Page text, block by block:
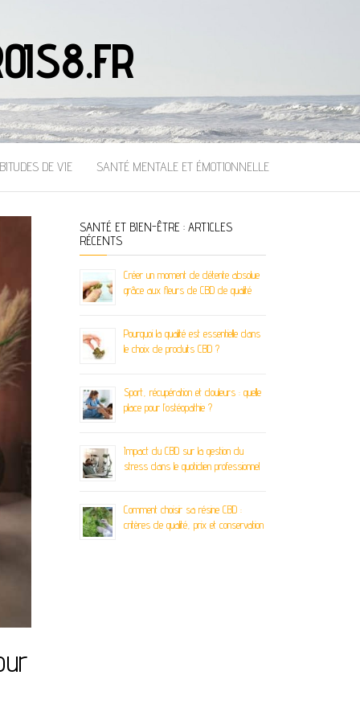
DE VIE SANTÉ MENTALE ET ÉMOTIONNELLE
SANTÉ ET BIEN-ÊTRE : ARTICLES
RÉCENTS
Créer un moment de détente absolue
grâce aux fleurs de CBD de qualité
Pourquoi la qualité est essentielle dans
le choix de produits CBD ?
Sport, récupération et douleurs : quelle
place pour l’ostéopathie ?
Impact du CBD sur la gestion du
stress dans le quotidien professionnel
Comment choisir sa résine CBD :
critères de qualité, prix et conservation